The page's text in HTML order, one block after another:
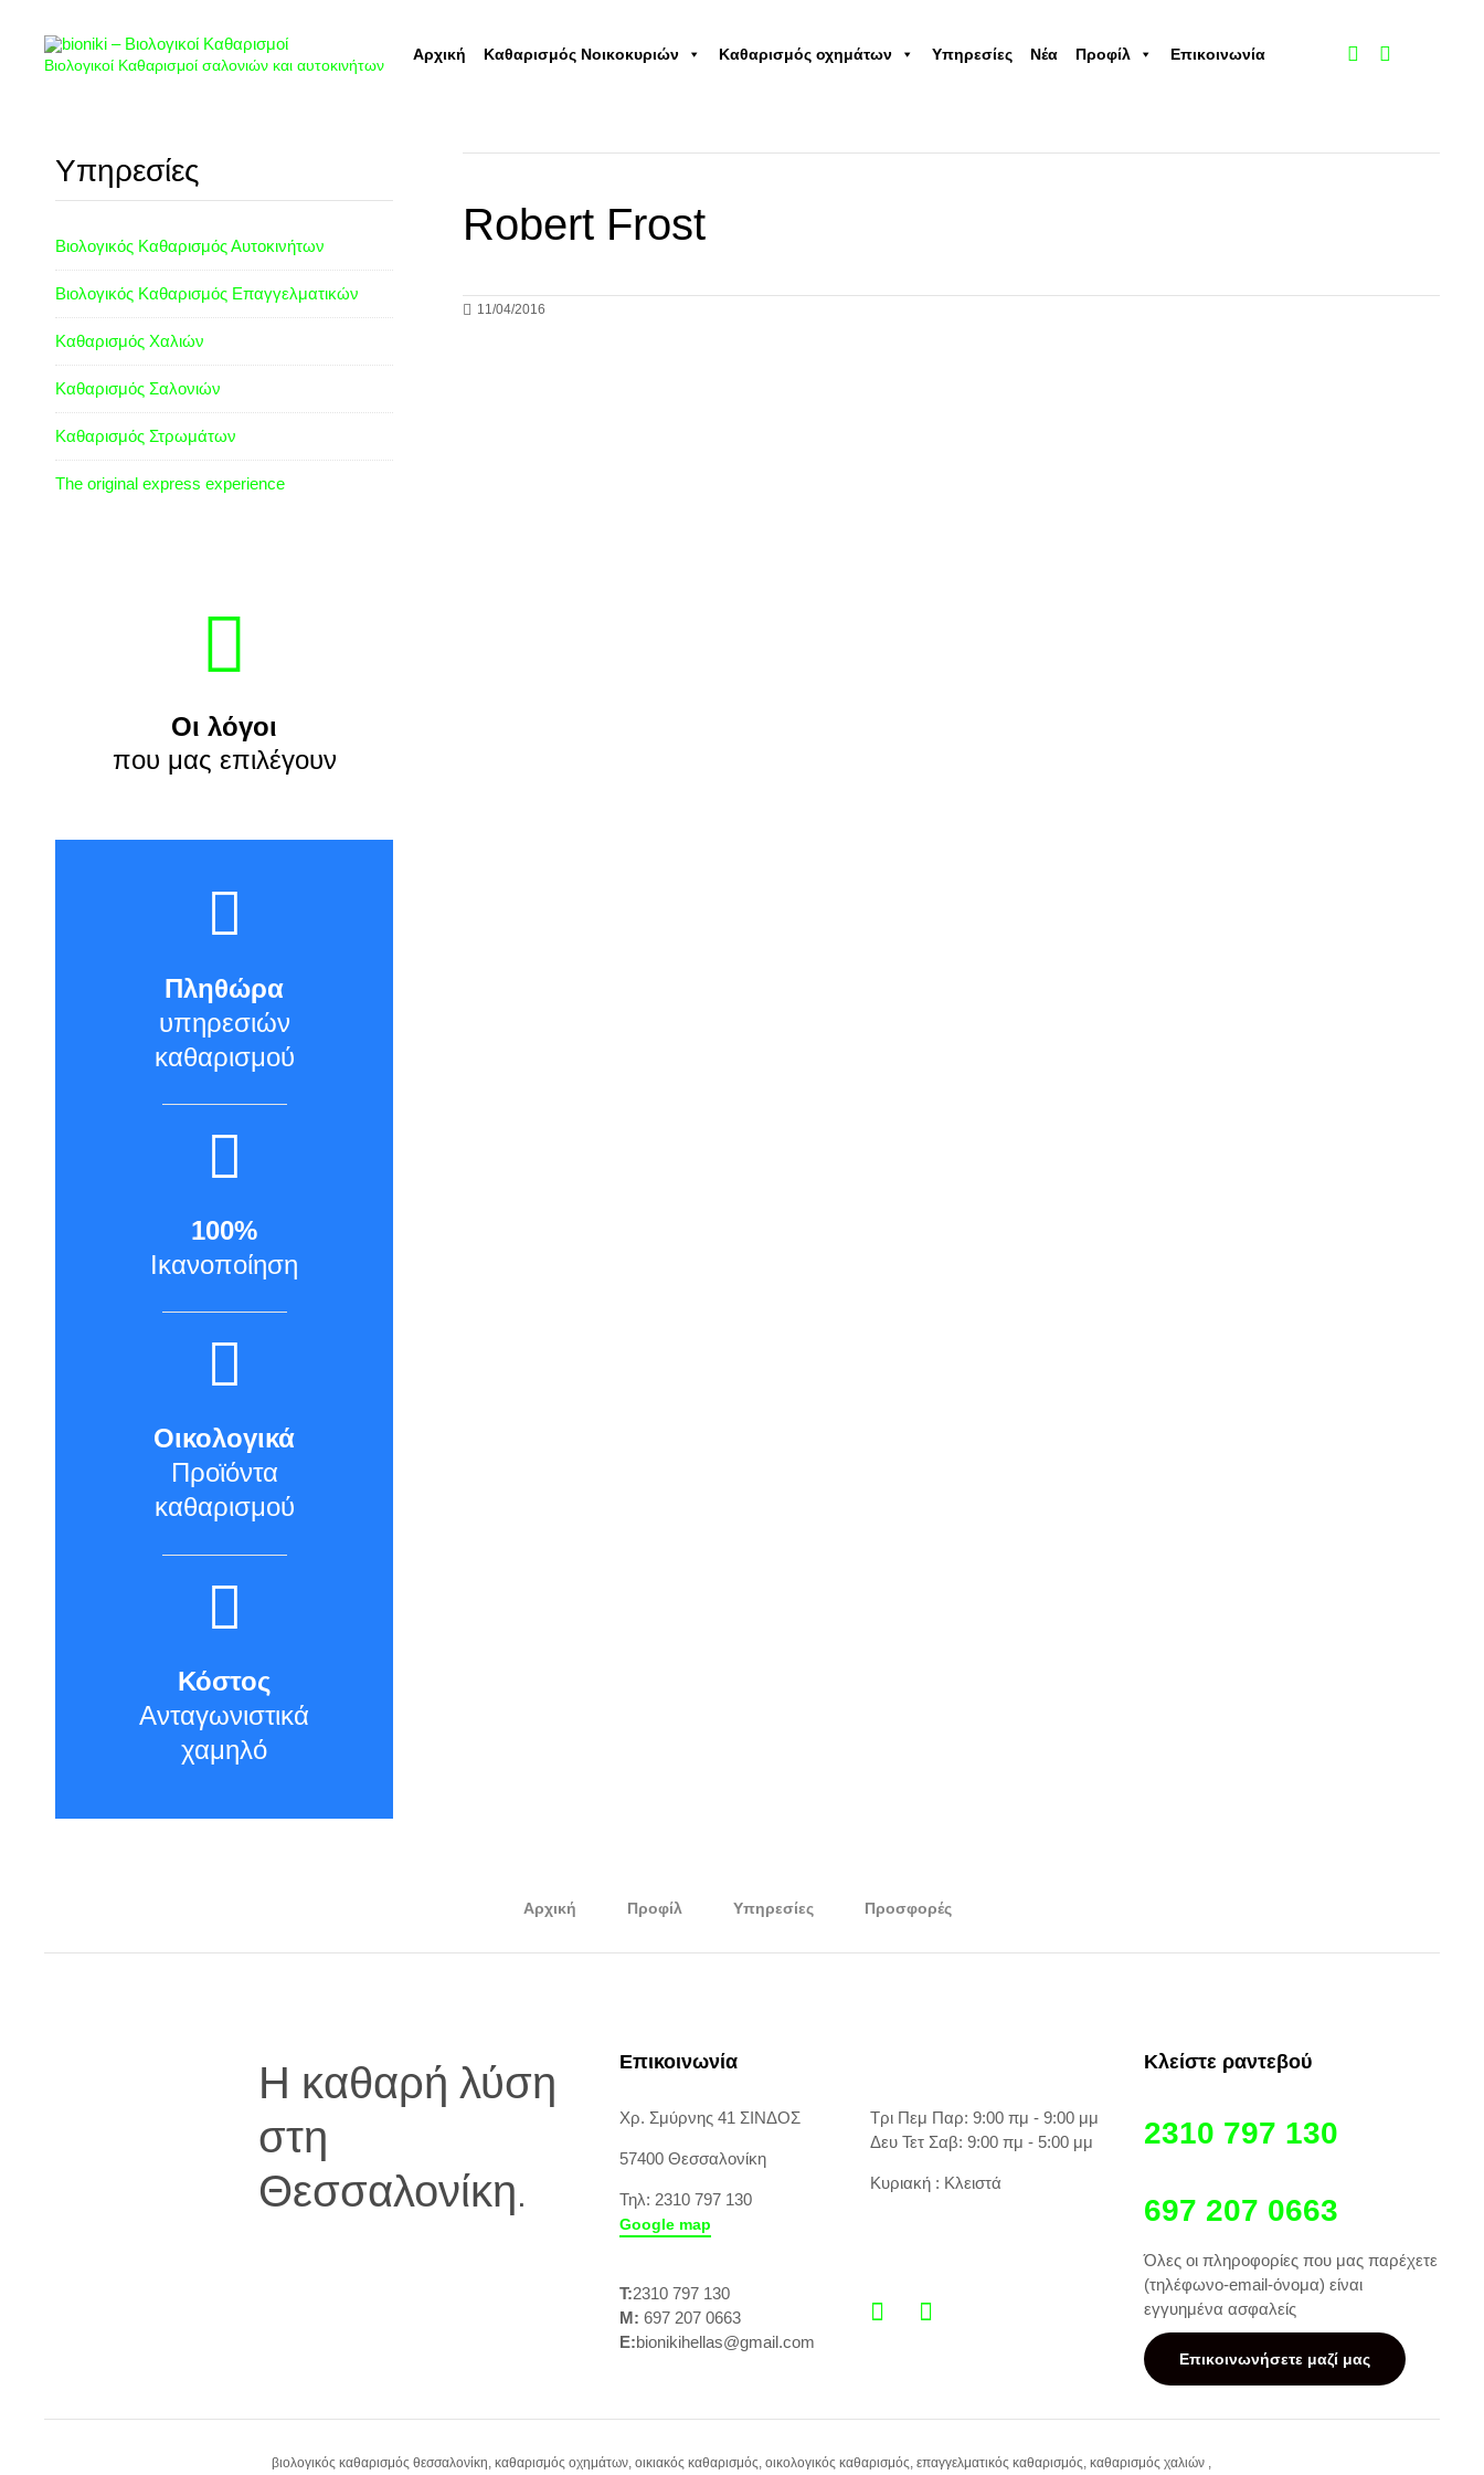
Βιολογικοί Καθαρισμοί σαλονιών και αυτοκινήτων
Αρχική Καθαρισμός Νοικοκυριών Καθαρισμός οχημάτων Υπηρεσίες Νέα Προφίλ Επικοινωνία
Robert Frost
11/04/2016
Υπηρεσίες
Βιολογικός Καθαρισμός Αυτοκινήτων
Βιολογικός Καθαρισμός Επαγγελματικών
Καθαρισμός Χαλιών
Καθαρισμός Σαλονιών
Καθαρισμός Στρωμάτων
The original express experience
Οι λόγοι
που μας επιλέγουν
Πληθώρα
υπηρεσιών
καθαρισμού
100%
Ικανοποίηση
Οικολογικά
Προϊόντα
καθαρισμού
Κόστος
Ανταγωνιστικά
χαμηλό
Αρχική Προφίλ Υπηρεσίες Προσφορές
Η καθαρή λύση
στη
Θεσσαλονίκη.
Επικοινωνία
Χρ. Σμύρνης 41 ΣΙΝΔΟΣ
57400 Θεσσαλονίκη
Τηλ: 2310 797 130
Google map
Τρι Πεμ Παρ: 9:00 πμ - 9:00 μμ
Δευ Τετ Σαβ: 9:00 πμ - 5:00 μμ
Κυριακή : Κλειστά
T:2310 797 130
M: 697 207 0663
E:bionikihellas@gmail.com
Κλείστε ραντεβού
2310 797 130
697 207 0663
Όλες οι πληροφορίες που μας παρέχετε
(τηλέφωνο-email-όνομα) είναι
εγγυημένα ασφαλείς
Επικοινωνήσετε μαζί μας
βιολογικός καθαρισμός θεσσαλονίκη, καθαρισμός οχημάτων, οικιακός καθαρισμός, οικολογικός καθαρισμός, επαγγελματικός καθαρισμός, καθαρισμός χαλιών ,